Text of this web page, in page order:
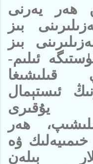
ھەر يەرنى
بىز
بىز
ئىلىم-
قىلىشىغا
ئىستېمال
يۇقىرى
ھەر
ۋە
بىلەن